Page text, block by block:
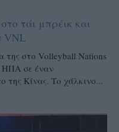
τάι μπρέικ και
VNL
στο Volleyball Nations
ΗΠΑ σε έναν
της Κίνας. Το χάλκινο...